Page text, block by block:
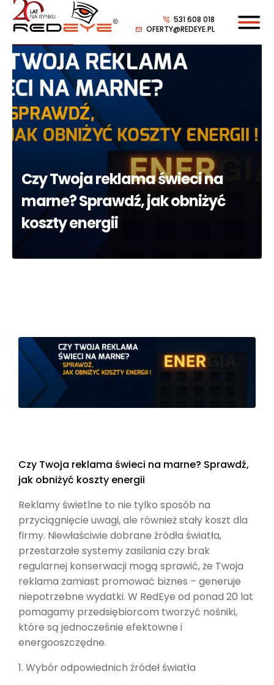
531 608 018
OFERTY@REDEYE.PL
Czy Twoja reklama świeci na
marne? Sprawdź, jak obniżyć
koszty energii
Czy Twoja reklama świeci na marne? Sprawdź,
jak obniżyć koszty energii
Reklamy świetlne to nie tylko sposób na
przyciągnięcie uwagi, ale również stały koszt dla
firmy. Niewłaściwie dobrane źródła światła,
przestarzałe systemy zasilania czy brak
regularnej konserwacji mogą sprawić, że Twoja
reklama zamiast promować biznes – generuje
niepotrzebne wydatki. W RedEye od ponad 20 lat
pomagamy przedsiębiorcom tworzyć nośniki,
które są jednocześnie efektowne i
energooszczędne.
1. Wybór odpowiednich źródeł światła